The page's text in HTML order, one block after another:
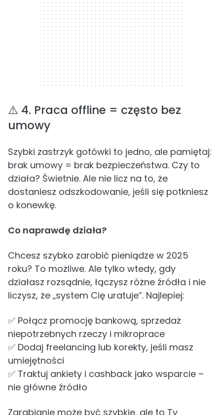
⚠️ 4. Praca offline = często bez
umowy
Szybki zastrzyk gotówki to jedno, ale pamiętaj:
brak umowy = brak bezpieczeństwa. Czy to
działa? Świetnie. Ale nie licz na to, że
dostaniesz odszkodowanie, jeśli się potkniesz
o konewkę.
Co naprawdę działa?
Chcesz szybko zarobić pieniądze w 2025
roku? To możliwe. Ale tylko wtedy, gdy
działasz rozsądnie, łączysz różne źródła i nie
liczysz, że „system Cię uratuje”. Najlepiej:
✅ Połącz promocję bankową, sprzedaż
niepotrzebnych rzeczy i mikroprace
✅ Dodaj freelancing lub korekty, jeśli masz
umiejętności
✅ Traktuj ankiety i cashback jako wsparcie –
nie główne źródło
Zarabianie może być szybkie, ale to Ty